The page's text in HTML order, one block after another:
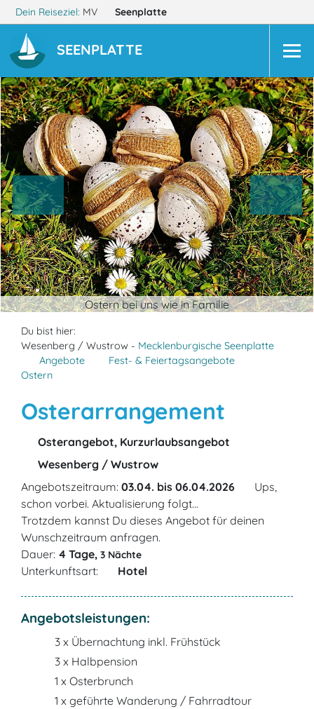
Dein Reiseziel: MV Seenplatte
SEENPLATTE
Ostern bei uns wie in Familie
Du bist hier:
Wesenberg / Wustrow - Mecklenburgische Seenplatte
Angebote
Fest- & Feiertagsangebote
Ostern
Osterarrangement
Osterangebot, Kurzurlaubsangebot
Wesenberg / Wustrow
Angebotszeitraum: 03.04. bis 06.04.2026
Ups,
schon vorbei. Aktualisierung folgt...
Trotzdem kannst Du dieses Angebot für deinen
Wunschzeitraum anfragen.
Dauer: 4 Tage, 3 Nächte
Unterkunftsart: Hotel
Angebotsleistungen:
3 x Übernachtung inkl. Frühstück
3 x Halbpension
1 x Osterbrunch
1 x geführte Wanderung / Fahrradtour